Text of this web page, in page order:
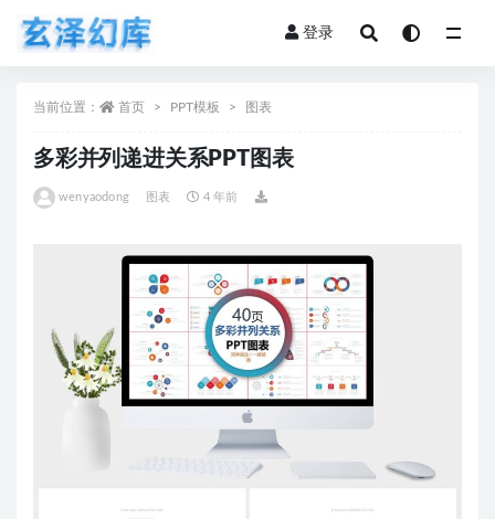
登录
当前位置： 首页 PPT模板 图表
多彩并列递进关系PPT图表
wenyaodong 图表 4 年前